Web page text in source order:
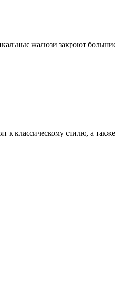
жалюзи закроют
к классическому стилю, а